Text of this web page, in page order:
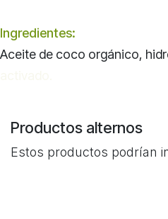
Ingredientes:
Aceite de coco orgánico,
Productos alternos
Estos productos podrían